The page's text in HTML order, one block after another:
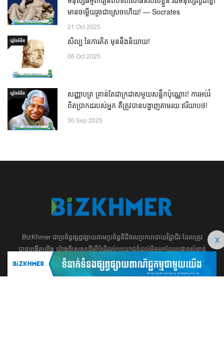
មានចម្លើយរួចជាស្រេចហើយ! — Socrates
21 Oct 2025
ឃ្លាំង​គំនិត សិល្បៈនៃការគិត មុននឹងនិយាយ!
06 Oct 2025
ឃ្លាំង​គំនិត
សញ្ញាបត្រ គ្រាន់តែជាក្រដាសមួយសន្លឹកប៉ុណ្ណោះ! ការអប់រំ
ពិតប្រាកដរបស់អ្នក គឺត្រូវបានបង្ហាញតាមរយៈឥរិយាបថ!
30 Sep 2025
BizKhmer ​ជា​​ប្រព័ន្ធ​ផ្សព្វផ្សាយ​តាម​ប្រព័ន្ធ​ឌីជីថល​​​ប្រកប​ដោយ​វិជ្ជាជីវៈ​ដែល​​​ត្រូវ​
បាន​បង្កើតឡើង យ៉ាង​ពិសេស​​ដើម្បី​បំរើ​ដល់​ប្រយោជន៍​​​ដល់​មិត្ត​អ្នក​ដែល​ផ្ដោត​សំខាន់​
ទៅ​លើ​អត្ថបទ​ សហគ្រិន​ភាព អប់រំ ​​អាជីវកម្ម​ ​ការ​វិនិយោគ​ ​អភិវឌ្ឍន៍​អាជីព​ និង​
អចលនទ្រព្យ។ ​ក្រុម​​ការងារ​របស់​យើង​ ​​ មាន​ឆន្ទៈ​​មុតមាំ​​​ក្នុង​​ការ​សរសេរ​​អត្ថបទ​​ ដែល​
X